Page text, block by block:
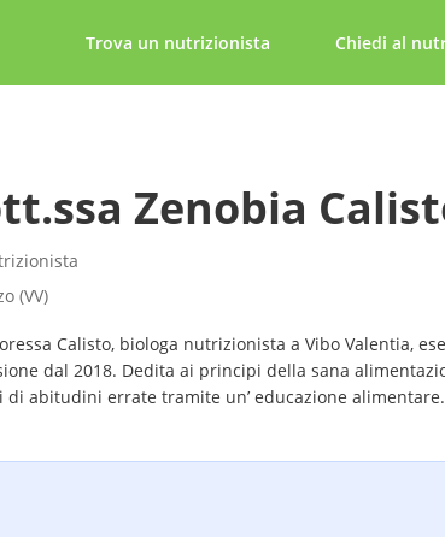
Trova un nutrizionista Chiedi al
Zenobia
(VV)
Calisto, biologa nutrizionista a Vibo Valentia,
dal 2018. Dedita ai principi della sana
di abitudini errate tramite un’ educazione alimentare.